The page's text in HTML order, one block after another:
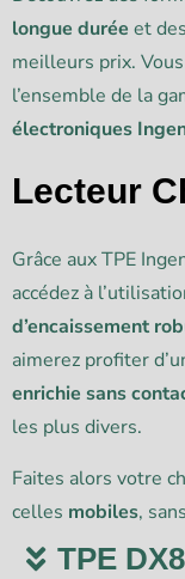
longue durée et
meilleurs prix.
l’ensemble de la
électroniques
Lecteur
Grâce aux TPE
accédez à
d’encaissement
aimerez profiter
enrichie sans
les plus divers.
Faites alors votre
celles mobiles,
TPE